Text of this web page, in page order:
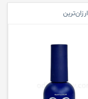
ارزان‌ترین